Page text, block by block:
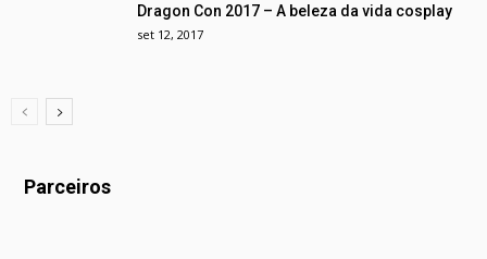
Dragon Con 2017 – A beleza da vida cosplay
set 12, 2017
Parceiros